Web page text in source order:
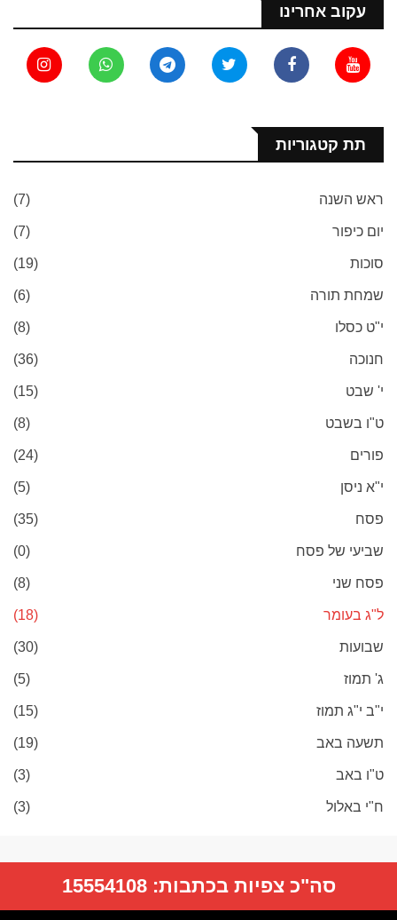
עקוב אחרינו
תת קטגוריות
ראש השנה (7)
יום כיפור (7)
סוכות (19)
שמחת תורה (6)
י"ט כסלו (8)
חנוכה (36)
י' שבט (15)
ט"ו בשבט (8)
פורים (24)
י"א ניסן (5)
פסח (35)
שביעי של פסח (0)
פסח שני (8)
ל"ג בעומר (18)
שבועות (30)
ג' תמוז (5)
י"ב י"ג תמוז (15)
תשעה באב (19)
ט"ו באב (3)
ח"י באלול (3)
סה"כ צפיות בכתבות:15554108